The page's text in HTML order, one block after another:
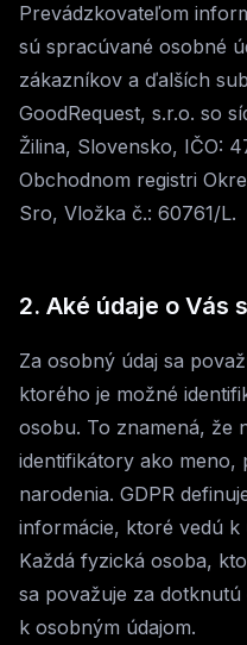
Prevádzkovateľom
sú spracúvané osobné
zákazníkov a ďalších
GoodRequest, s.r.o. so
Žilina, Slovensko, IČO:
Obchodnom registri
Sro, Vložka č.: 60761/L.
2. Aké údaje o Vás
Za osobný údaj sa
ktorého je možné
osobu. To znamená, že
identifikátory ako meno,
narodenia. GDPR
informácie, ktoré vedú
Každá fyzická osoba,
sa považuje za
k osobným údajom.